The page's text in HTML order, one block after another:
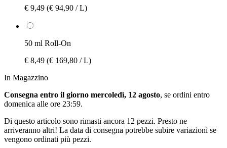
€ 9,49 (€ 94,90 / L)
50 ml Roll-On
€ 8,49 (€ 169,80 / L)
In Magazzino
Consegna entro il giorno mercoledì, 12 agosto, se ordini entro
domenica alle ore 23:59.
Di questo articolo sono rimasti ancora 12 pezzi. Presto ne
arriveranno altri! La data di consegna potrebbe subire variazioni se
vengono ordinati più pezzi.